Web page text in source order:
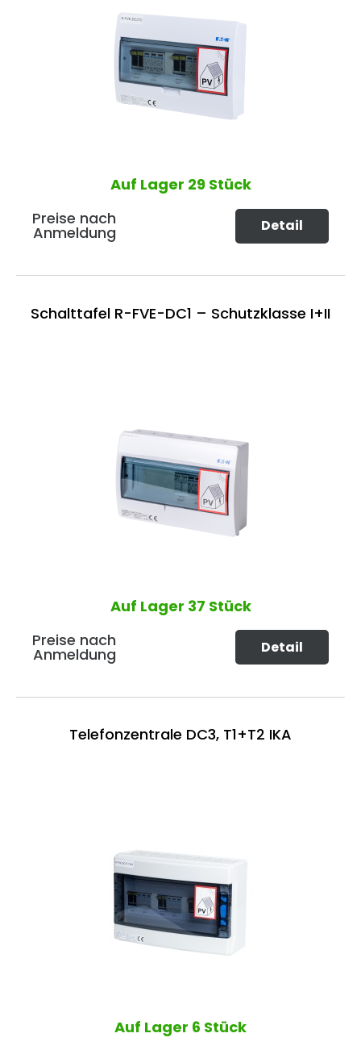
Auf Lager 29 Stück
Preise nach
Anmeldung Detail
Schalttafel R-FVE-DC1 – Schutzklasse I+II
Auf Lager 37 Stück
Preise nach
Anmeldung Detail
Telefonzentrale DC3, T1+T2 IKA
Auf Lager 6 Stück